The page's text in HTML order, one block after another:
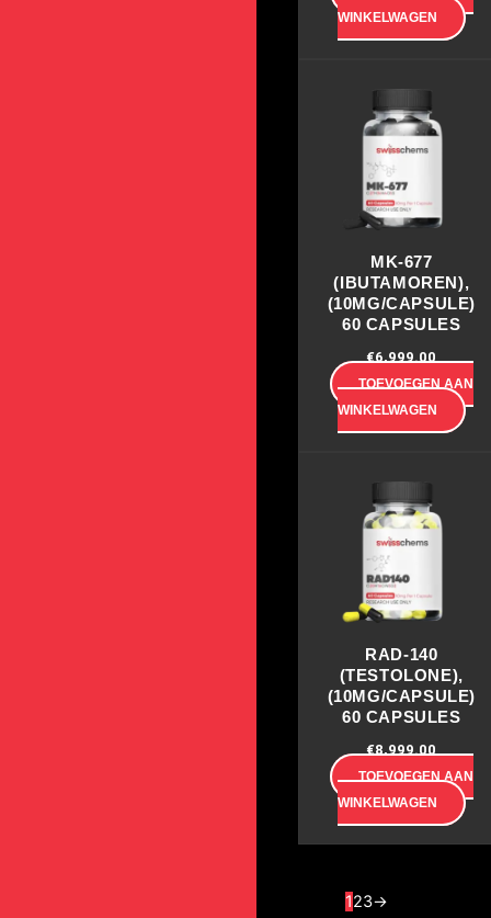
WINKELWAGEN
MK-677
(IBUTAMOREN),
(10MG/CAPSULE)
60 CAPSULES
€6,999.00
TOEVOEGEN AAN
WINKELWAGEN
RAD-140
(TESTOLONE),
(10MG/CAPSULE)
60 CAPSULES
€8,999.00
TOEVOEGEN AAN
WINKELWAGEN
123→